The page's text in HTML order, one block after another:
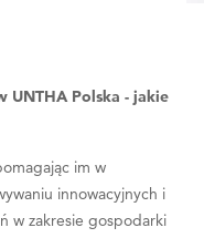
UNTHA Polska - jakie
im w
innowacyjnych i
w zakresie gospodarki